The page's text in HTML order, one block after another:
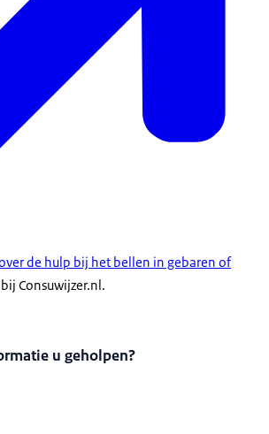
de hulp bij het bellen in gebaren of
Consuwijzer.nl.
u geholpen?